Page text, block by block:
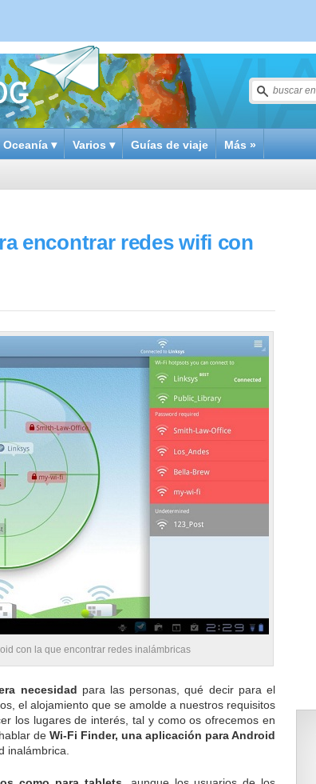
Oceanía ▾ Varios ▾ Guías de viaje Más »
encontrar redes wifi con
con la que encontrar redes inalámbricas
necesidad para las personas, qué decir para el
el alojamiento que se amolde a nuestros requisitos
los lugares de interés, tal y como os ofrecemos en
de Wi-Fi Finder, una aplicación para Android
inalámbrica.